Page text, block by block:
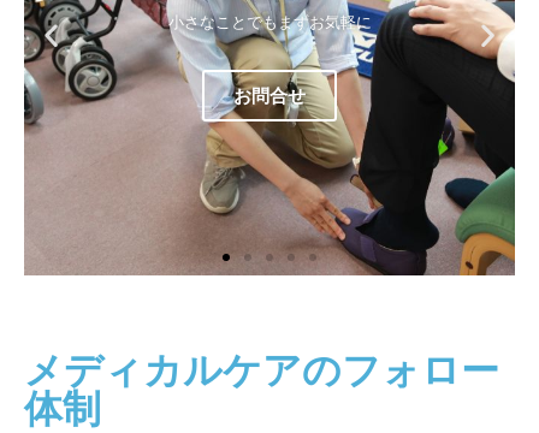
小さなことでもまずお気軽に
お問合せ
メディカルケアのフォロー
体制